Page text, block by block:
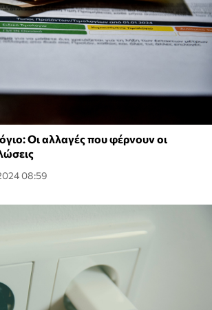
Οι αλλαγές που φέρνουν οι
08:59